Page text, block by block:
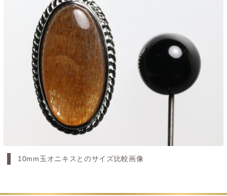
10mm玉オニキスとのサイズ比較画像